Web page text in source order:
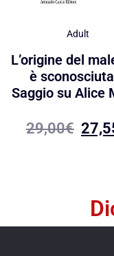
Adult
L’origine del
è
Saggio su Alice
29,00€